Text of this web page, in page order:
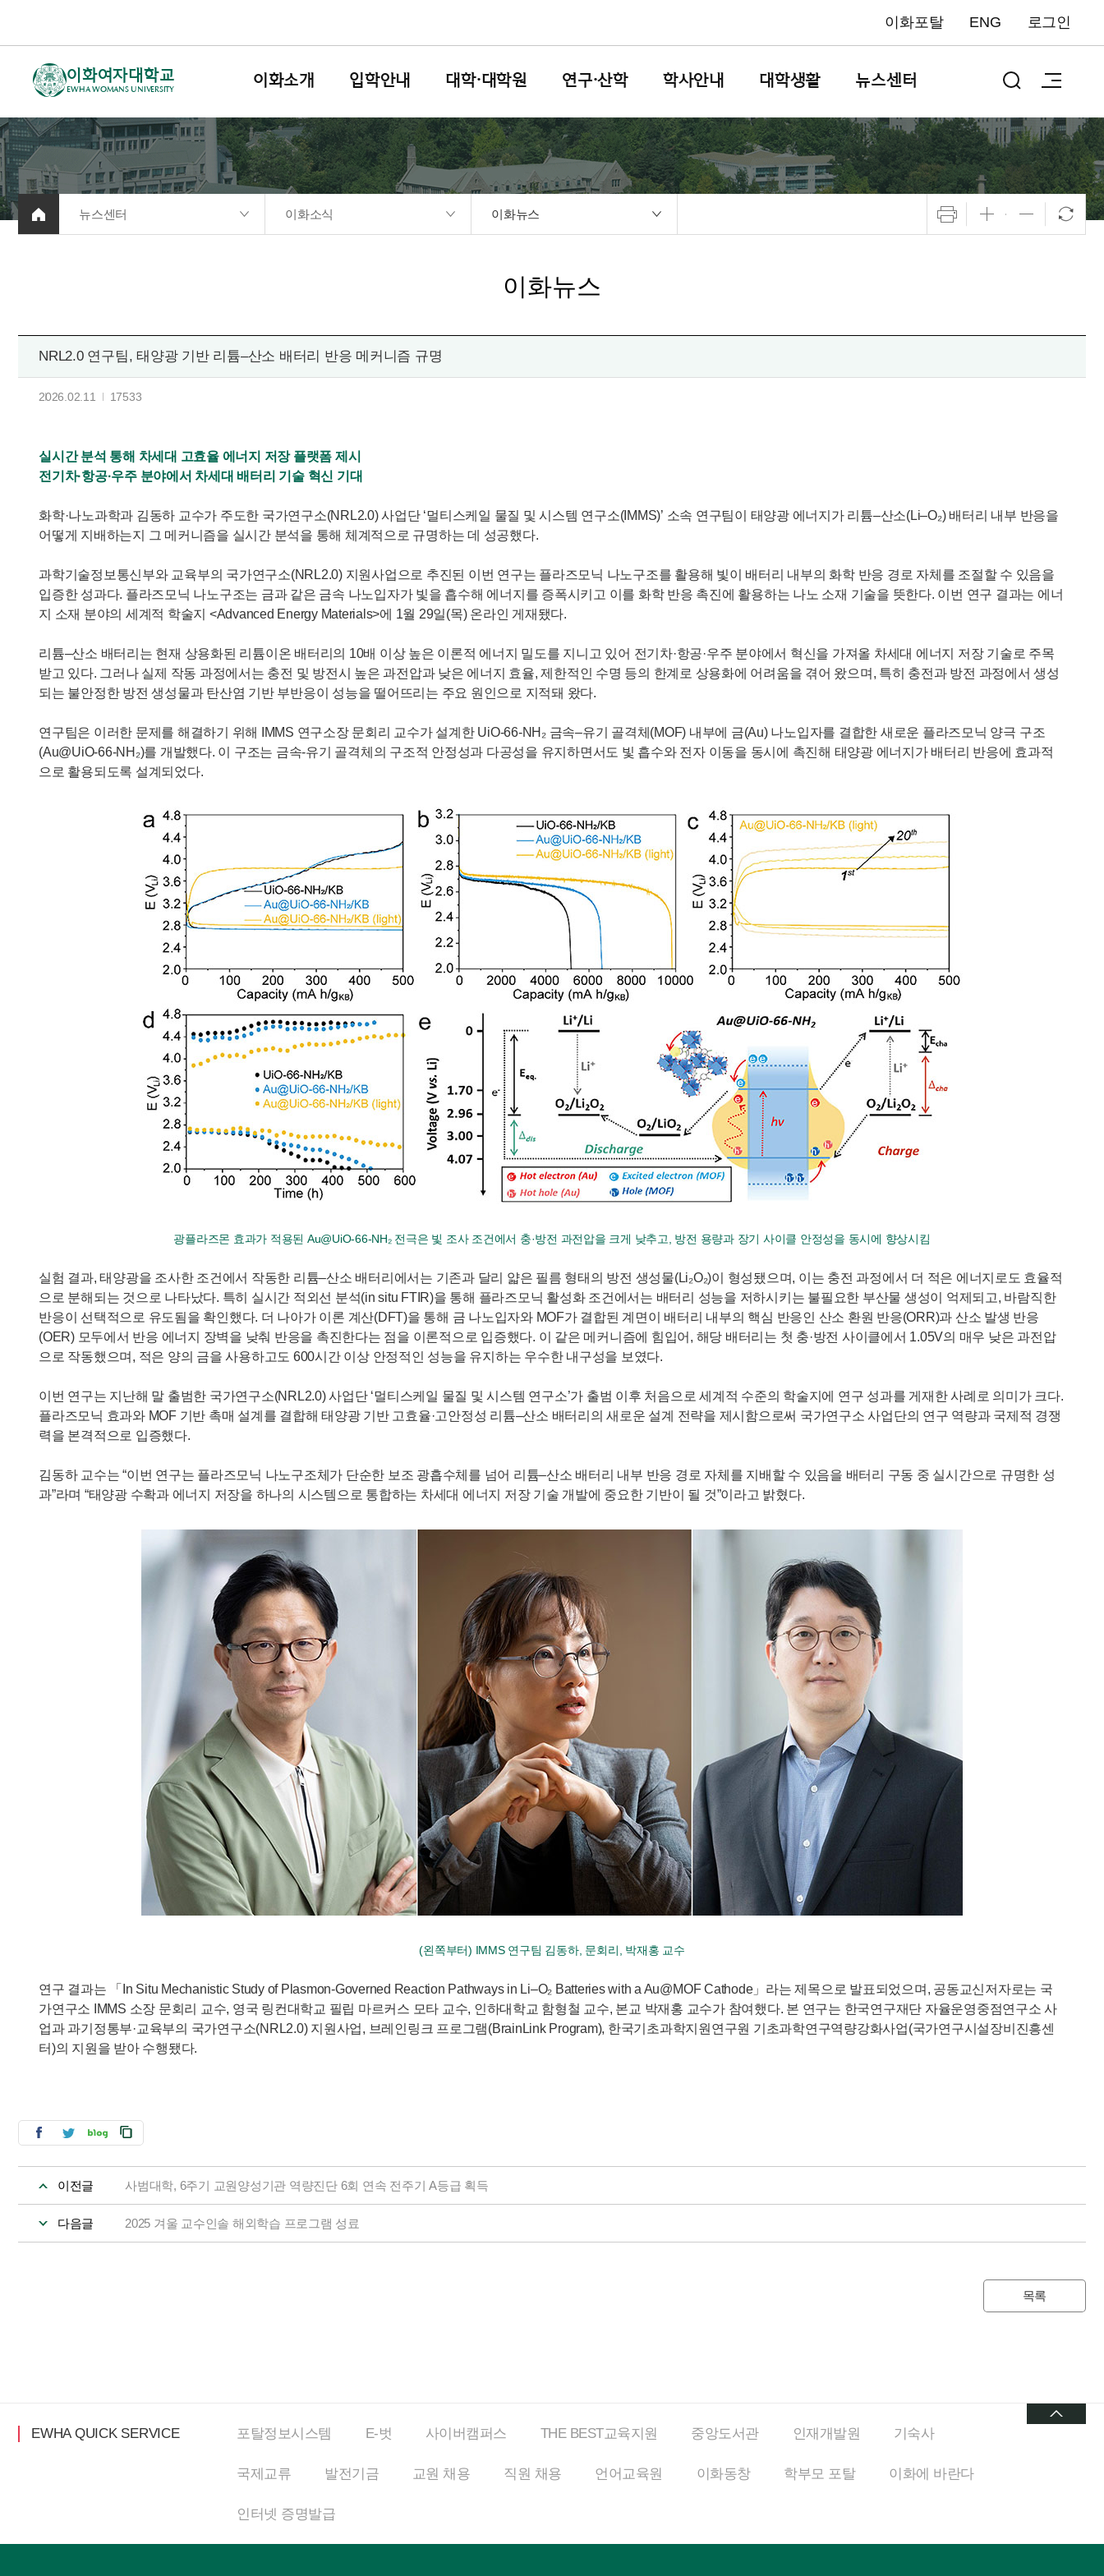
이화포탈 ENG 로그인
이화여자대학교
EWHA WOMANS UNIVERSITY
이화소개 입학안내 대학·대학원 연구·산학 학사안내 대학생활 뉴스센터
뉴스센터 이화소식 이화뉴스
이화뉴스
NRL2.0 연구팀, 태양광 기반 리튬–산소 배터리 반응 메커니즘 규명
2026.02.11 17533
실시간 분석 통해 차세대 고효율 에너지 저장 플랫폼 제시
전기차·항공·우주 분야에서 차세대 배터리 기술 혁신 기대
화학·나노과학과 김동하 교수가 주도한 국가연구소(NRL2.0) 사업단 ‘멀티스케일 물질 및 시스템 연구소(IMMS)’ 소속 연구팀이 태양광 에너지가 리튬–산소(Li–O₂) 배터리 내부 반응을
어떻게 지배하는지 그 메커니즘을 실시간 분석을 통해 체계적으로 규명하는 데 성공했다.
과학기술정보통신부와 교육부의 국가연구소(NRL2.0) 지원사업으로 추진된 이번 연구는 플라즈모닉 나노구조를 활용해 빛이 배터리 내부의 화학 반응 경로 자체를 조절할 수 있음을
입증한 성과다. 플라즈모닉 나노구조는 금과 같은 금속 나노입자가 빛을 흡수해 에너지를 증폭시키고 이를 화학 반응 촉진에 활용하는 나노 소재 기술을 뜻한다. 이번 연구 결과는 에너
지 소재 분야의 세계적 학술지 <Advanced Energy Materials>에 1월 29일(목) 온라인 게재됐다.
리튬–산소 배터리는 현재 상용화된 리튬이온 배터리의 10배 이상 높은 이론적 에너지 밀도를 지니고 있어 전기차·항공·우주 분야에서 혁신을 가져올 차세대 에너지 저장 기술로 주목
받고 있다. 그러나 실제 작동 과정에서는 충전 및 방전시 높은 과전압과 낮은 에너지 효율, 제한적인 수명 등의 한계로 상용화에 어려움을 겪어 왔으며, 특히 충전과 방전 과정에서 생성
되는 불안정한 방전 생성물과 탄산염 기반 부반응이 성능을 떨어뜨리는 주요 원인으로 지적돼 왔다.
연구팀은 이러한 문제를 해결하기 위해 IMMS 연구소장 문회리 교수가 설계한 UiO-66-NH₂ 금속–유기 골격체(MOF) 내부에 금(Au) 나노입자를 결합한 새로운 플라즈모닉 양극 구조
(Au@UiO-66-NH₂)를 개발했다. 이 구조는 금속-유기 골격체의 구조적 안정성과 다공성을 유지하면서도 빛 흡수와 전자 이동을 동시에 촉진해 태양광 에너지가 배터리 반응에 효과적
으로 활용되도록 설계되었다.
광플라즈몬 효과가 적용된 Au@UiO-66-NH₂ 전극은 빛 조사 조건에서 충·방전 과전압을 크게 낮추고, 방전 용량과 장기 사이클 안정성을 동시에 향상시킴
실험 결과, 태양광을 조사한 조건에서 작동한 리튬–산소 배터리에서는 기존과 달리 얇은 필름 형태의 방전 생성물(Li₂O₂)이 형성됐으며, 이는 충전 과정에서 더 적은 에너지로도 효율적
으로 분해되는 것으로 나타났다. 특히 실시간 적외선 분석(in situ FTIR)을 통해 플라즈모닉 활성화 조건에서는 배터리 성능을 저하시키는 불필요한 부산물 생성이 억제되고, 바람직한
반응이 선택적으로 유도됨을 확인했다. 더 나아가 이론 계산(DFT)을 통해 금 나노입자와 MOF가 결합된 계면이 배터리 내부의 핵심 반응인 산소 환원 반응(ORR)과 산소 발생 반응
(OER) 모두에서 반응 에너지 장벽을 낮춰 반응을 촉진한다는 점을 이론적으로 입증했다. 이 같은 메커니즘에 힘입어, 해당 배터리는 첫 충·방전 사이클에서 1.05V의 매우 낮은 과전압
으로 작동했으며, 적은 양의 금을 사용하고도 600시간 이상 안정적인 성능을 유지하는 우수한 내구성을 보였다.
이번 연구는 지난해 말 출범한 국가연구소(NRL2.0) 사업단 ‘멀티스케일 물질 및 시스템 연구소’가 출범 이후 처음으로 세계적 수준의 학술지에 연구 성과를 게재한 사례로 의미가 크다.
플라즈모닉 효과와 MOF 기반 촉매 설계를 결합해 태양광 기반 고효율·고안정성 리튬–산소 배터리의 새로운 설계 전략을 제시함으로써 국가연구소 사업단의 연구 역량과 국제적 경쟁
력을 본격적으로 입증했다.
김동하 교수는 “이번 연구는 플라즈모닉 나노구조체가 단순한 보조 광흡수체를 넘어 리튬–산소 배터리 내부 반응 경로 자체를 지배할 수 있음을 배터리 구동 중 실시간으로 규명한 성
과”라며 “태양광 수확과 에너지 저장을 하나의 시스템으로 통합하는 차세대 에너지 저장 기술 개발에 중요한 기반이 될 것”이라고 밝혔다.
(왼쪽부터) IMMS 연구팀 김동하, 문회리, 박재홍 교수
연구 결과는 「In Situ Mechanistic Study of Plasmon-Governed Reaction Pathways in Li–O₂ Batteries with a Au@MOF Cathode」라는 제목으로 발표되었으며, 공동교신저자로는 국
가연구소 IMMS 소장 문회리 교수, 영국 링컨대학교 필립 마르커스 모타 교수, 인하대학교 함형철 교수, 본교 박재홍 교수가 참여했다. 본 연구는 한국연구재단 자율운영중점연구소 사
업과 과기정통부·교육부의 국가연구소(NRL2.0) 지원사업, 브레인링크 프로그램(BrainLink Program), 한국기초과학지원연구원 기초과학연구역량강화사업(국가연구시설장비진흥센
터)의 지원을 받아 수행됐다.
이전글 사범대학, 6주기 교원양성기관 역량진단 6회 연속 전주기 A등급 획득
다음글 2025 겨울 교수인솔 해외학습 프로그램 성료
목록
EWHA QUICK SERVICE 포탈정보시스템 E-벗 사이버캠퍼스 THE BEST교육지원 중앙도서관 인재개발원 기숙사
국제교류 발전기금 교원 채용 직원 채용 언어교육원 이화동창 학부모 포탈 이화에 바란다
인터넷 증명발급